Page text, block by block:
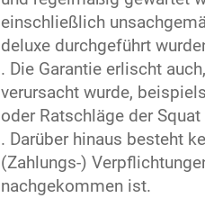
einschließlich
deluxe durchgeführt
. Die Garantie erlischt
verursacht wurde,
oder Ratschläge der
. Darüber hinaus besteht
(Zahlungs-)
nachgekommen ist.